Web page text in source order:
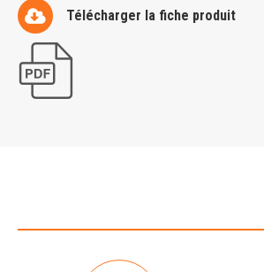
Télécharger la fiche produit